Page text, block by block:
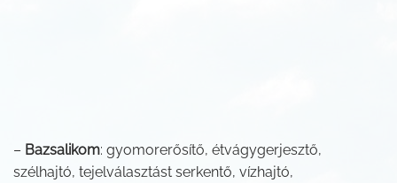
– Bazsalikom: gyomorerősítő, étvágygerjesztő,
szélhajtó, tejelválasztást serkentő, vízhajtó,